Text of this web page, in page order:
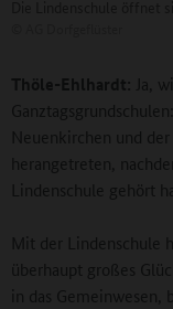
Thöle-Ehlhardt:
Ja,
Neuenkirchen und der
herangetreten,
Lindenschule gehört
Mit der Lindenschule
überhaupt großes
in das